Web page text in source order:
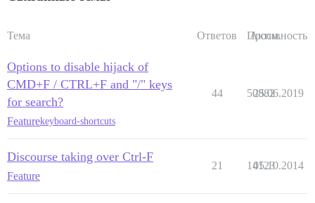
Тема Ответов Просм.
Активность
Options to disable hijack of
CMD+F / CTRL+F and "/" keys
for search?
Featurekeyboard-shortcuts
44 50882
25.06.2019
Discourse taking over Ctrl-F
Feature
21 14123
05.10.2014